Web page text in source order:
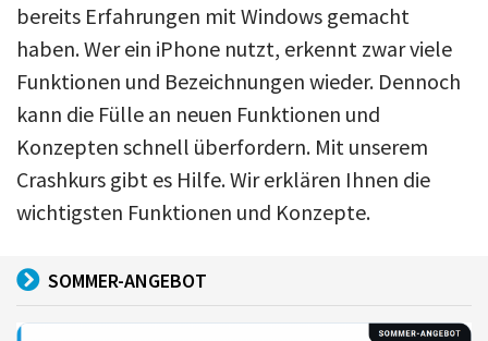
bereits Erfahrungen mit Windows gemacht
haben. Wer ein iPhone nutzt, erkennt zwar viele
Funktionen und Bezeichnungen wieder. Dennoch
kann die Fülle an neuen Funktionen und
Konzepten schnell überfordern. Mit unserem
Crashkurs gibt es Hilfe. Wir erklären Ihnen die
wichtigsten Funktionen und Konzepte.
SOMMER-ANGEBOT